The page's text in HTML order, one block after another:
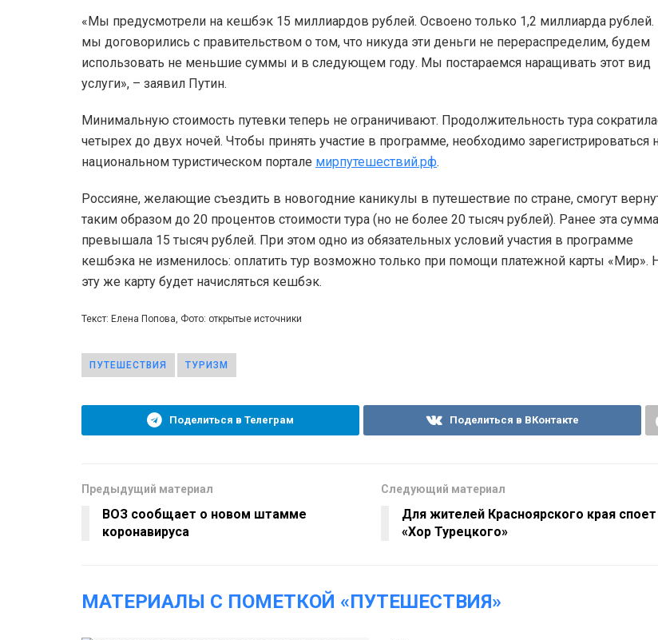
«Мы предусмотрели на кешбэк 15 миллиардов рублей. Освоено только 1,2 миллиарда рублей.
мы договорились с правительством о том, что никуда эти деньги не перераспределим, будем
использовать не меньшие суммы и в следующем году. Мы постараемся наращивать этот вид
услуги», – заявил Путин.
Минимальную стоимость путевки теперь не ограничивают. Продолжительность тура
четырех до двух ночей. Чтобы принять участие в программе, необходимо зарегистрироваться
национальном туристическом портале мирпутешествий.рф.
Россияне, желающие съездить в новогодние каникулы в путешествие по стране, смогут
таким образом до 20 процентов стоимости тура (но не более 20 тысяч рублей). Ранее эта
превышала 15 тысяч рублей. При этом одно из обязательных условий участия в программе
кешбэка не изменилось: оплатить тур возможно только при помощи платежной карты «Мир».
эту же карту будет начисляться кешбэк.
Текст: Елена Попова, Фото: открытые источники
ПУТЕШЕСТВИЯ ТУРИЗМ
Поделиться в Телеграм Поделиться в ВКонтакте
Предыдущий материал
ВОЗ сообщает о новом штамме
коронавируса
Следующий материал
Для жителей Красноярского края споет
«Хор Турецкого»
МАТЕРИАЛЫ С ПОМЕТКОЙ «ПУТЕШЕСТВИЯ»